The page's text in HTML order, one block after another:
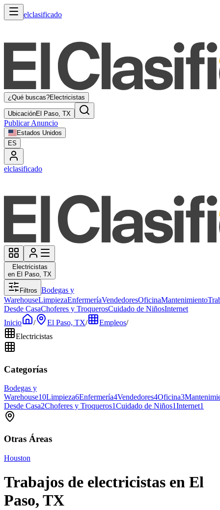
elclasificado
¿Qué buscas?Electricistas
UbicaciónEl Paso, TX
Publicar Anuncio
Estados Unidos
ES
elclasificado
Electricistas
en El Paso, TX
Filtros Bodegas y
WarehouseLimpiezaEnfermeríaVendedoresOficinaMantenimiento
Desde CasaChoferes y TroquerosCuidado de NiñosInternet
Inicio
/ El Paso, TX/ Empleos/
Electricistas
Categorías
Bodegas y
Warehouse10Limpieza6Enfermería4Vendedores4Oficina3
Desde Casa2Choferes y Troqueros1Cuidado de Niños1Internet1
Otras Áreas
Houston
Trabajos de electricistas en El
Paso, TX